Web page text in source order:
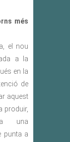
més
el nou
a la
en la
de
aquest
produir,
una
punta a